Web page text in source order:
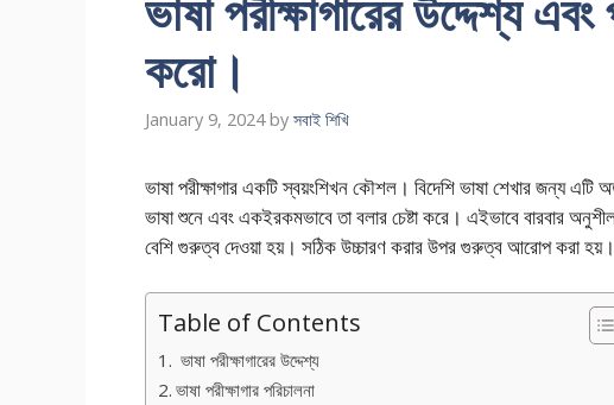
করাে।
January 9, 2024 by সবাই শিখি
ভাষা পরীক্ষাগার একটি স্বয়ংশিখন কৌশল। বিদেশি ভাষা শেখার জন্য
ভাষা শুনে এবং একইরকমভাবে তা বলার চেষ্টা করে। এইভাবে বারবার
বেশি গুরুত্ব দেওয়া হয়। সঠিক উচ্চারণ করার উপর গুরুত্ব আরােপ করা হয়।
Table of Contents
ভাষা পরীক্ষাগারের উদ্দেশ্য
ভাষা পরীক্ষাগার পরিচালনা